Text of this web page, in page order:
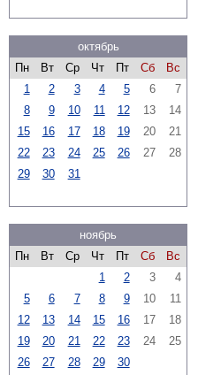
октябрь
Пн
Вт Ср Чт Пт Сб
Вс
1
2 3 4 5 6
7
8
9 10 11 12 13
14
15
16 17 18 19 20
21
22
23 24 25 26 27
28
29
30 31
ноябрь
Пн
Вт Ср Чт Пт Сб
Вс
1
2 3
4
5
6 7 8 9 10
11
12
13 14 15 16 17
18
19
20 21 22 23 24
25
26
27 28 29 30